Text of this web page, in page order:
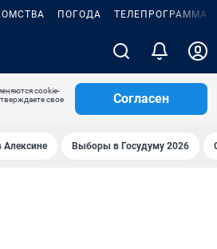
ПОГОДА ТЕЛЕПРОГРАММА
cookie-
свое
Согласен
Алексине Выборы в Госудуму 2026